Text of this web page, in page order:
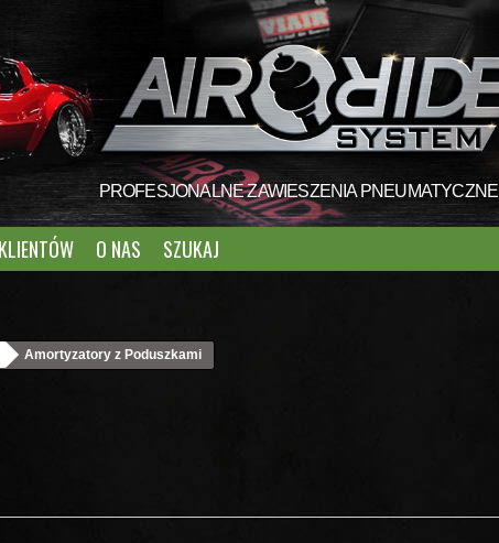
PROFESJONALNE ZAWIESZENIA PNEUMATYCZNE
O NAS SZUKAJ
Amortyzatory z Poduszkami